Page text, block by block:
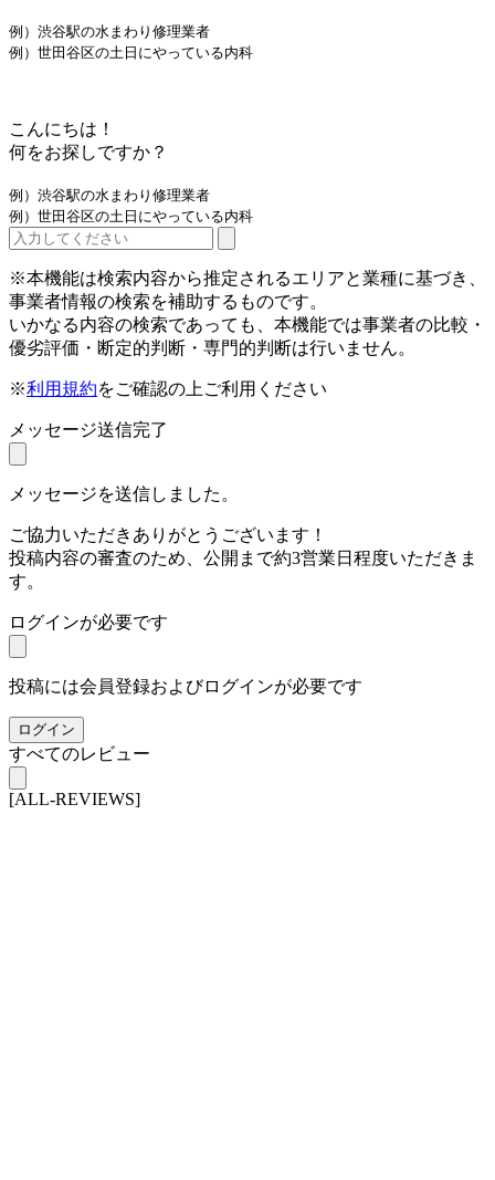
例）渋谷駅の水まわり修理業者
例）世田谷区の土日にやっている内科
こんにちは！
何をお探しですか？
例）渋谷駅の水まわり修理業者
例）世田谷区の土日にやっている内科
※本機能は検索内容から推定されるエリアと業種に基づき、
事業者情報の検索を補助するものです。
いかなる内容の検索であっても、本機能では事業者の比較・
優劣評価・断定的判断・専門的判断は行いません。
※利用規約をご確認の上ご利用ください
メッセージ送信完了
メッセージを送信しました。
ご協力いただきありがとうございます！
投稿内容の審査のため、公開まで約3営業日程度いただきま
す。
ログインが必要です
投稿には会員登録およびログインが必要です
ログイン
すべてのレビュー
[ALL-REVIEWS]